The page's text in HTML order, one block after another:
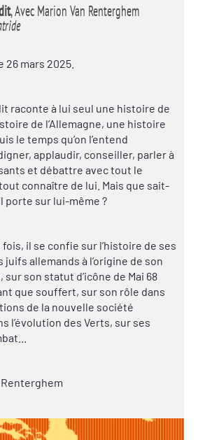
, Avec Marion Van Renterghem
26 mars 2025.
raconte à lui seul une histoire de
de l’Allemagne, une histoire
le temps qu’on l’entend
applaudir, conseiller, parler à
et débattre avec tout le
connaître de lui. Mais que sait-
porte sur lui-même ?
il se confie sur l’histoire de ses
allemands à l’origine de son
son statut d’icône de Mai 68
que souffert, sur son rôle dans
de la nouvelle société
l’évolution des Verts, sur ses
Renterghem